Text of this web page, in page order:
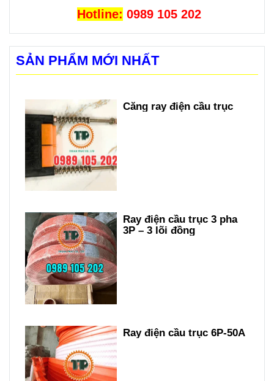
Hotline: 0989 105 202
SẢN PHẨM MỚI NHẤT
Căng ray điện cầu trục
Ray điện cầu trục 3 pha
3P – 3 lõi đồng
Ray điện cầu trục 6P-50A